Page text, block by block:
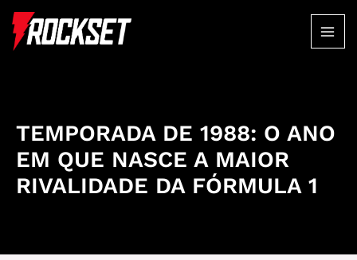
para
TEMPORADA DE 1988: O ANO
EM QUE NASCE A MAIOR
RIVALIDADE DA FÓRMULA 1